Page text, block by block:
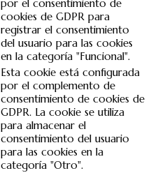
por el consentimiento de
cookies de GDPR para
registrar el consentimiento
del usuario para las cookies
en la categoría "Funcional".
Esta cookie está configurada
por el complemento de
consentimiento de cookies de
GDPR. La cookie se utiliza
para almacenar el
consentimiento del usuario
para las cookies en la
categoría "Otro".